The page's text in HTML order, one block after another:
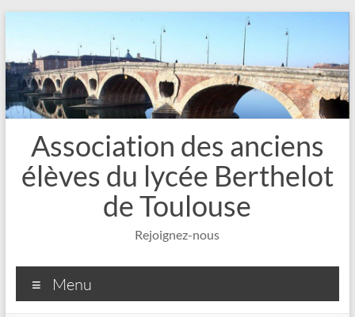
contenu
Association des anciens
élèves du lycée Berthelot
de Toulouse
Rejoignez-nous
Menu